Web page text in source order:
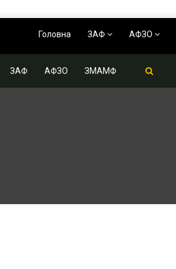
Головна ЗАФ АФЗО
ЗАФ АФЗО ЗМАМФ